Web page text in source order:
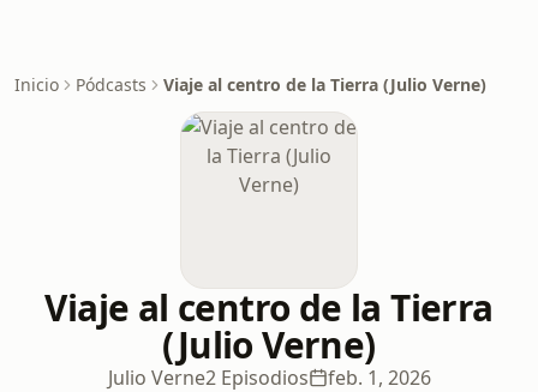
Inicio Pódcasts Viaje al centro de la Tierra (Julio Verne)
Viaje al centro de la Tierra
(Julio Verne)
Julio Verne2 Episodios feb. 1, 2026